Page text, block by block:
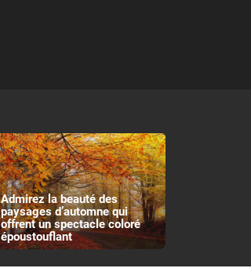
Admirez la beauté des
paysages d’automne qui
offrent un spectacle coloré
époustouflant